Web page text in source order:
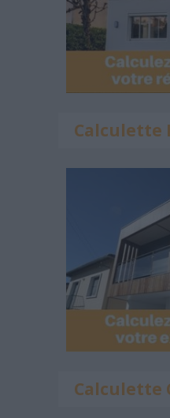
Calculette
Calculette